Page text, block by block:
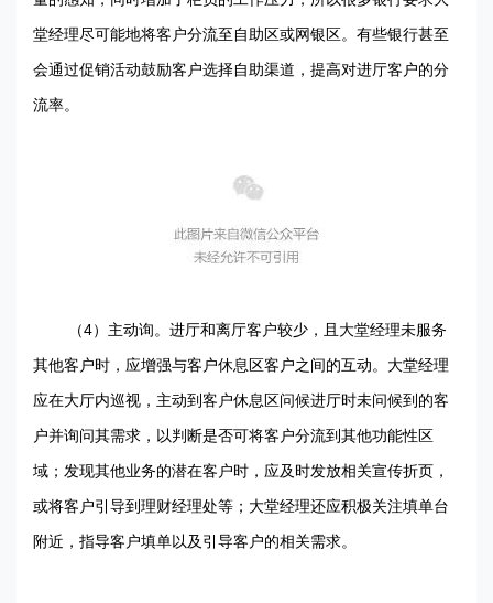
堂经理尽可能地将客户分流至自助区或网银区。有些银行甚至
会通过促销活动鼓励客户选择自助渠道，提高对进厅客户的分
流率。
（4）主动询。进厅和离厅客户较少，且大堂经理未服务
其他客户时，应增强与客户休息区客户之间的互动。大堂经理
应在大厅内巡视，主动到客户休息区问候进厅时未问候到的客
户并询问其需求，以判断是否可将客户分流到其他功能性区
域；发现其他业务的潜在客户时，应及时发放相关宣传折页，
或将客户引导到理财经理处等；大堂经理还应积极关注填单台
附近，指导客户填单以及引导客户的相关需求。